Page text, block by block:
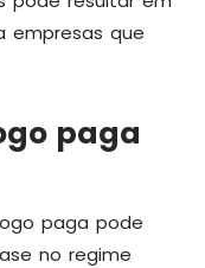
empresas que
paga
paga pode
no regime